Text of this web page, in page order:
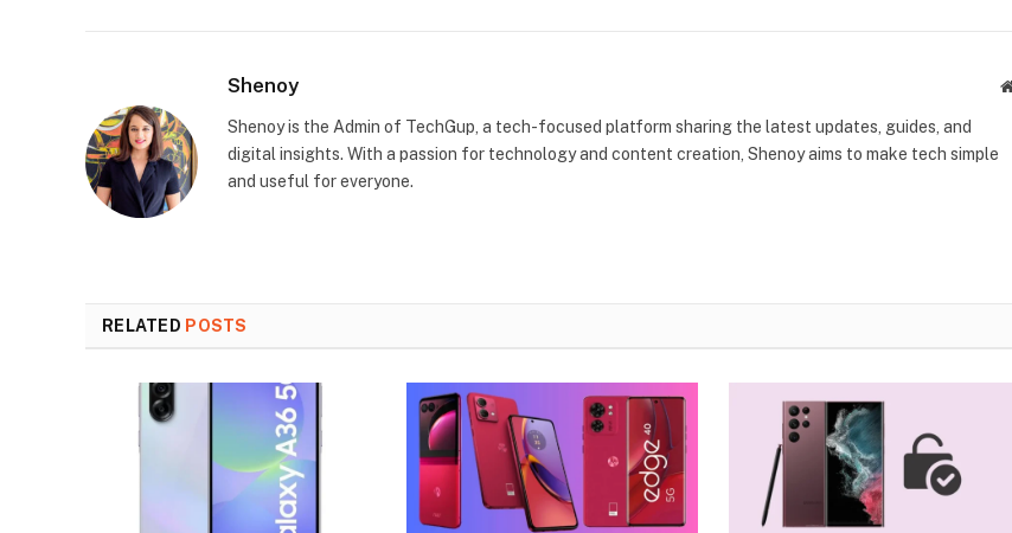
Shenoy
Shenoy is the Admin of TechGup, a tech-focused platform sharing the latest updates, guides, and
digital insights. With a passion for technology and content creation, Shenoy aims to make tech simple
and useful for everyone.
RELATED POSTS